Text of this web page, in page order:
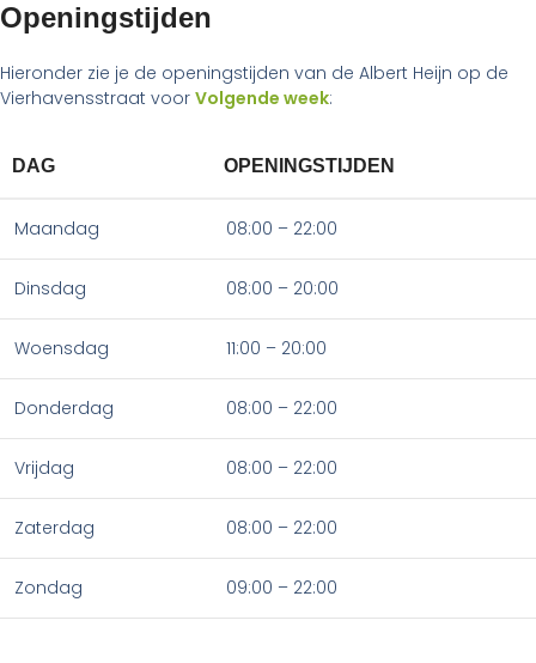
Openingstijden
Hieronder zie je de openingstijden van de Albert Heijn op de
Vierhavensstraat voor Volgende week:
DAG OPENINGSTIJDEN
Maandag 08:00 – 22:00
Dinsdag 08:00 – 20:00
Woensdag 11:00 – 20:00
Donderdag 08:00 – 22:00
Vrijdag 08:00 – 22:00
Zaterdag 08:00 – 22:00
Zondag 09:00 – 22:00